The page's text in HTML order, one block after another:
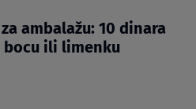
ambalažu: 10 dinara
bocu ili limenku